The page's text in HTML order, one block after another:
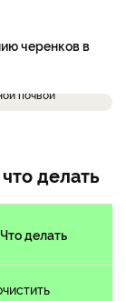
черенков в
почвой
делать
Что делать